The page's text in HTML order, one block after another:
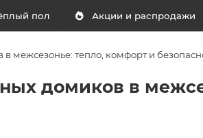
пол Акции и распродажи
межсезонье: тепло, комфорт и
домиков в